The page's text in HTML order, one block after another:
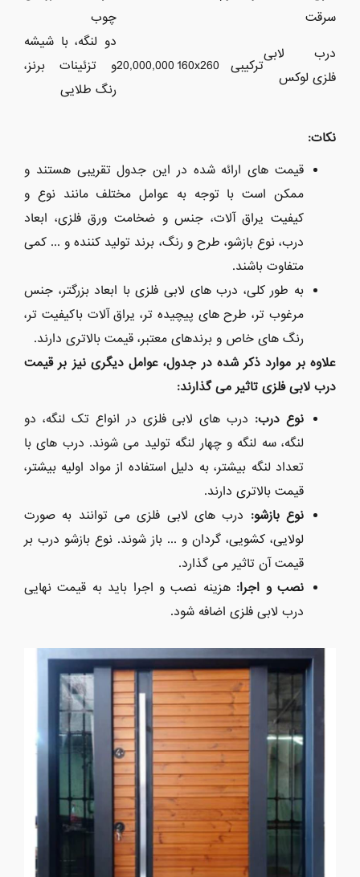
سرقت
چوب
درب لابی
فلزی لوکس
ترکیبی 160x260
20,000,000
دو لنگه، با شیشه
و تزئینات برنز،
رنگ طلایی
نکات:
قیمت های ارائه شده در این جدول تقریبی هستند و
ممکن است با توجه به عوامل مختلف مانند نوع و
کیفیت یراق آلات، جنس و ضخامت ورق فلزی، ابعاد
درب، نوع بازشو، طرح و رنگ، برند تولید کننده و ... کمی
متفاوت باشند.
به طور کلی، درب های لابی فلزی با ابعاد بزرگتر، جنس
مرغوب تر، طرح های پیچیده تر، یراق آلات باکیفیت تر،
رنگ های خاص و برندهای معتبر، قیمت بالاتری دارند.
علاوه بر موارد ذکر شده در جدول، عوامل دیگری نیز بر قیمت
درب لابی فلزی تاثیر می گذارند:
نوع درب: درب های لابی فلزی در انواع تک لنگه، دو
لنگه، سه لنگه و چهار لنگه تولید می شوند. درب های با
تعداد لنگه بیشتر، به دلیل استفاده از مواد اولیه بیشتر،
قیمت بالاتری دارند.
نوع بازشو: درب های لابی فلزی می توانند به صورت
لولایی، کشویی، گردان و ... باز شوند. نوع بازشو درب بر
قیمت آن تاثیر می گذارد.
نصب و اجرا: هزینه نصب و اجرا باید به قیمت نهایی
درب لابی فلزی اضافه شود.